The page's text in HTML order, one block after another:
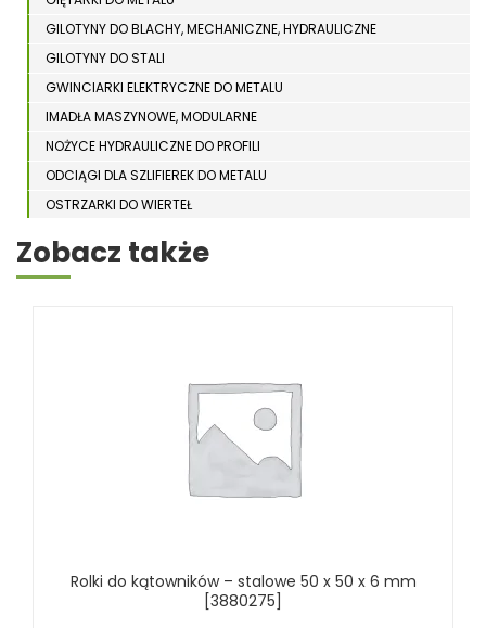
GILOTYNY DO BLACHY, MECHANICZNE, HYDRAULICZNE
GILOTYNY DO STALI
GWINCIARKI ELEKTRYCZNE DO METALU
IMADŁA MASZYNOWE, MODULARNE
NOŻYCE HYDRAULICZNE DO PROFILI
ODCIĄGI DLA SZLIFIEREK DO METALU
OSTRZARKI DO WIERTEŁ
PIŁY TAŚMOWE DO METALU
SZLIFIERKI DO METALU, PŁASZCZYZN
WIERTARKI KOLUMNOWE, SŁUPOWE, STOŁOWE
WIERTARKI MAGNETYCZNE
Zobacz także
Rolki do kątowników – stalowe 50 x 50 x 6 mm
[3880275]